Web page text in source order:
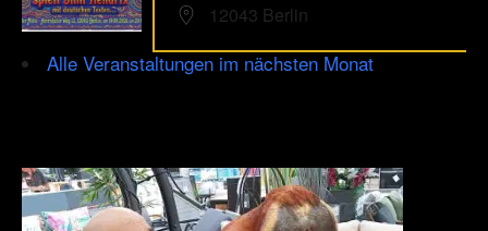
12043 Berlin
Alle Veranstaltungen im nächsten Monat